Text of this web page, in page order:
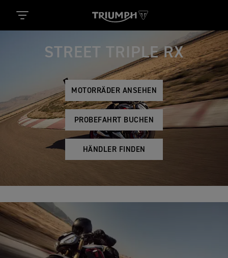
STREET TRIPLE RX
MOTORRÄDER ANSEHEN
PROBEFAHRT BUCHEN
HÄNDLER FINDEN